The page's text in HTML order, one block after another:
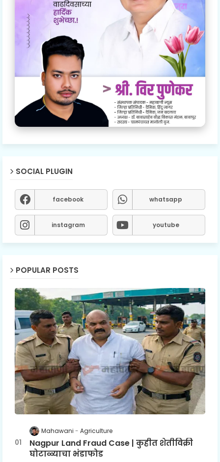
SOCIAL PLUGIN
facebook whatsapp
instagram youtube
POPULAR POSTS
Mahawani Agriculture
Nagpur Land Fraud Case | कुहीत शेतीविक्री
घोटाळ्याचा भंडाफोड